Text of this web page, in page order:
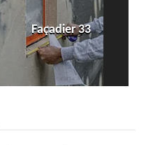
Façadier 33